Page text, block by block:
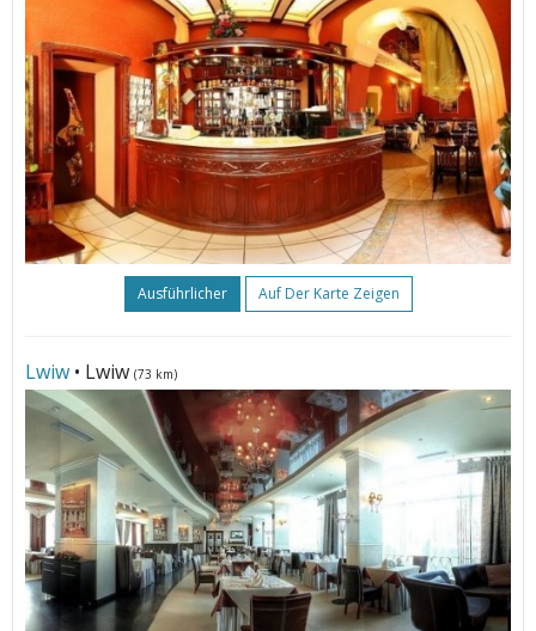
Ausführlicher Auf Der Karte Zeigen
Lwiw • Lwiw (73 km)